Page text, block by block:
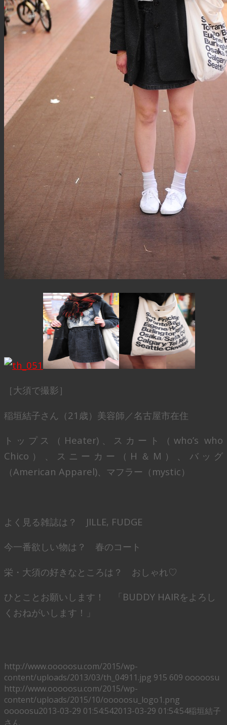
［大須で撮影］
稲垣結子さん（21歳）美容師／名古屋市在住
トップス（Heater)、スカート（who’s who
Chico）、スニーカー（H＆M）、バッグ
（American Apparel)、マフラー（mystic）
よく見る雑誌は？ JILLE, FUDGE
今一番欲しい物は？ 春のコート
栄・大須の好きなところは？ おしゃれ♡
ひとことお願いします！ 「BUDDY HAIRをよろし
くおねがいします！」
http://www.ooooosu.com/2015/wp-
content/uploads/2013/03/th_04911.jpg 915 609 ooooosu
http://www.ooooosu.com/2015/wp-
content/uploads/2015/10/ooooosu_logo1.png
ooooosu2013-03-29 01:54:542013-03-29 01:54:54稲垣結子
さん